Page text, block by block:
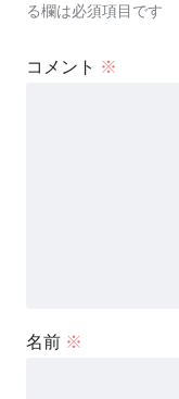
る欄は必須項目です
コメント ※
名前 ※